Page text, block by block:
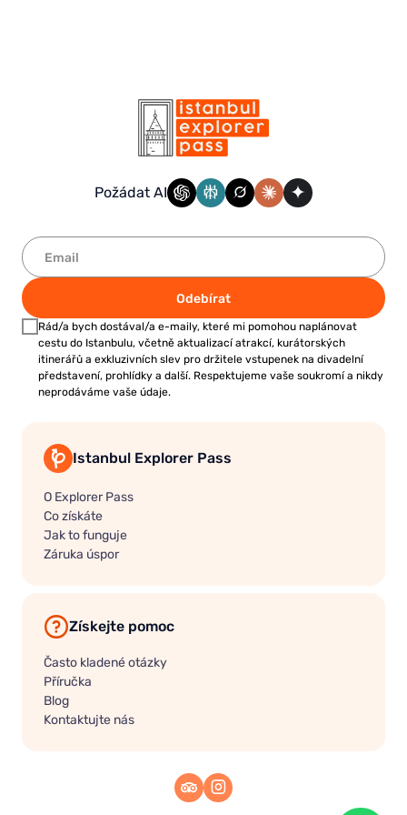
Požádat AI
Odebírat
Rád/a bych dostával/a e-maily, které mi pomohou naplánovat
cestu do Istanbulu, včetně aktualizací atrakcí, kurátorských
itinerářů a exkluzivních slev pro držitele vstupenek na divadelní
představení, prohlídky a další. Respektujeme vaše soukromí a nikdy
neprodáváme vaše údaje.
Istanbul Explorer Pass
O Explorer Pass
Co získáte
Jak to funguje
Záruka úspor
Získejte pomoc
Často kladené otázky
Příručka
Blog
Kontaktujte nás